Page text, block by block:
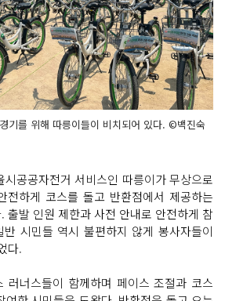
기를 위해 따릉이들이 비치되어 있다. ©백진숙
시공공자전거 서비스인 따릉이가 무상으로
전하게 코스를 돌고 반환점에서 제공하는
출발 인원 제한과 사전 안내로 안전하게 참
시민들 역시 불편하지 않게 봉사자들이
다.
러너스들이 함께하며 페이스 조절과 코스